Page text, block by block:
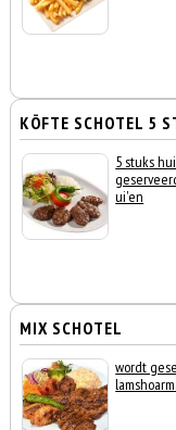
KÖFTE SCHOTEL 5
5 stuks
ui'en
MIX SCHOTEL
wordt